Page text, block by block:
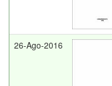
26-Ago-2016